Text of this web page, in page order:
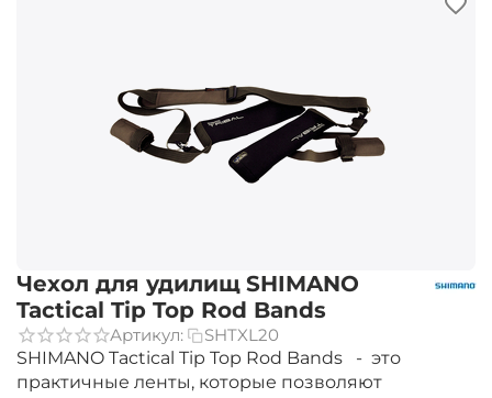
Чехол для удилищ SHIMANO
Tactical Tip Top Rod Bands
Артикул:
SHTXL20
SHIMANO Tactical Tip Top Rod Bands - это
практичные ленты, которые позволяют